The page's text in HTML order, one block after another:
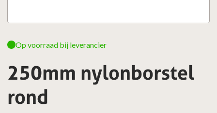
250mm nylonborstel
rond
Op voorraad bij leverancier